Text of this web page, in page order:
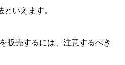
いえます。
販売するには、注意するべき